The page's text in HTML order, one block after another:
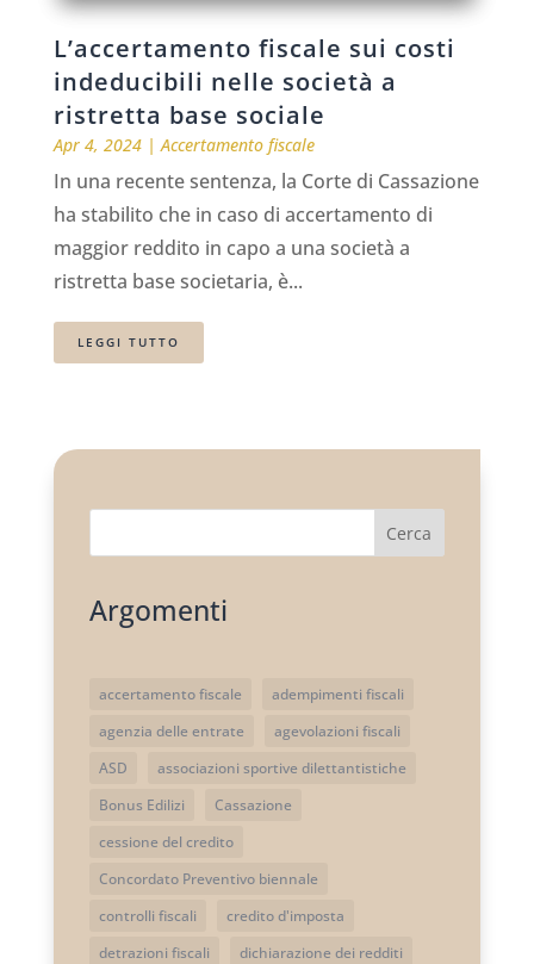
L’accertamento fiscale sui costi
indeducibili nelle società a
ristretta base sociale
Apr 4, 2024|Accertamento fiscale
In una recente sentenza, la Corte di Cassazione
ha stabilito che in caso di accertamento di
maggior reddito in capo a una società a
ristretta base societaria, è...
LEGGI TUTTO
Cerca
Argomenti
accertamento fiscale
adempimenti fiscali
agenzia delle entrate
agevolazioni fiscali
ASD
associazioni sportive dilettantistiche
Bonus Edilizi
Cassazione
cessione del credito
Concordato Preventivo biennale
controlli fiscali
credito d'imposta
detrazioni fiscali
dichiarazione dei redditi